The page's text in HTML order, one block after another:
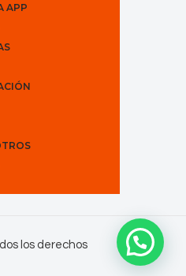
APP
los derechos